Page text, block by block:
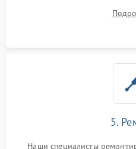
5.
Наши специалисты